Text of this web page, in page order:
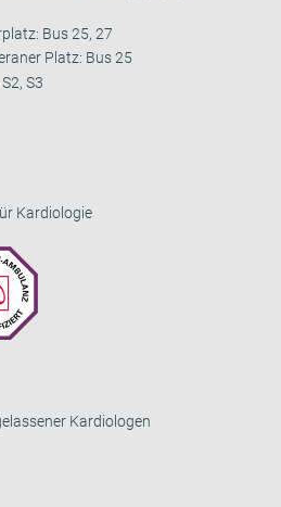
Bus 25, 27
Platz: Bus 25
S3
Kardiologie
Kardiologen